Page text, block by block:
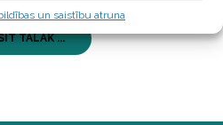
un saistību atruna
TĀLĀK ...